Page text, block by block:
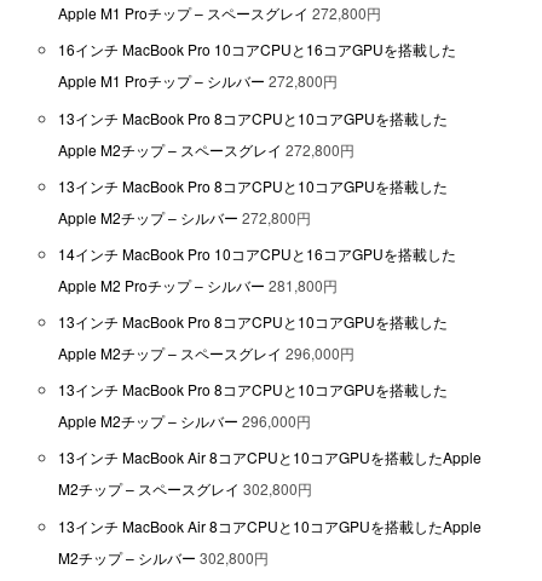
Apple M1 Proチップ – スペースグレイ 272,800円
16インチ MacBook Pro 10コアCPUと16コアGPUを搭載した
Apple M1 Proチップ – シルバー 272,800円
13インチ MacBook Pro 8コアCPUと10コアGPUを搭載した
Apple M2チップ – スペースグレイ 272,800円
13インチ MacBook Pro 8コアCPUと10コアGPUを搭載した
Apple M2チップ – シルバー 272,800円
14インチ MacBook Pro 10コアCPUと16コアGPUを搭載した
Apple M2 Proチップ – シルバー 281,800円
13インチ MacBook Pro 8コアCPUと10コアGPUを搭載した
Apple M2チップ – スペースグレイ 296,000円
13インチ MacBook Pro 8コアCPUと10コアGPUを搭載した
Apple M2チップ – シルバー 296,000円
13インチ MacBook Air 8コアCPUと10コアGPUを搭載したApple
M2チップ – スペースグレイ 302,800円
13インチ MacBook Air 8コアCPUと10コアGPUを搭載したApple
M2チップ – シルバー 302,800円